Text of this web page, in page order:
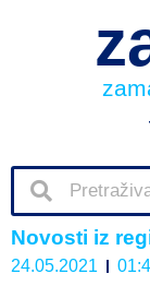
Novosti iz
24.05.2021